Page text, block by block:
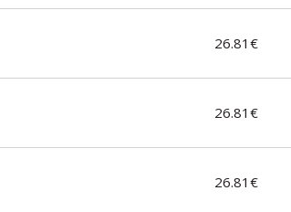
26.81€
26.81€
26.81€